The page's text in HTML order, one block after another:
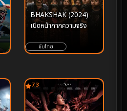
BHAKSHAK (2024)
เปิดหน้ากากความจริง
ซับไทย
7.3